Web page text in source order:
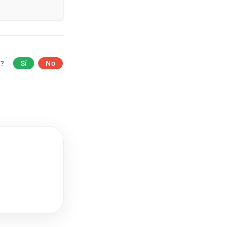
Sí No